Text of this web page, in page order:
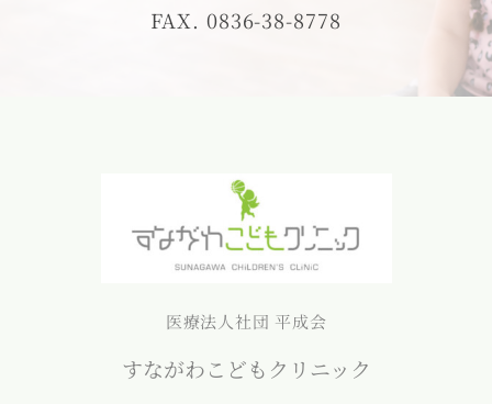
FAX. 0836-38-8778
医療法人社団 平成会
すながわこどもクリニック